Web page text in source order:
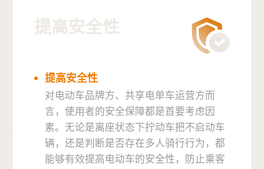
提高安全性
提高安全性
对电动车品牌方、共享电单车运营方而
言，使用者的安全保障都是首要考虑因
素。无论是离座状态下拧动车把不启动车
辆，还是判断是否存在多人骑行行为，都
能够有效提高电动车的安全性，防止乘客